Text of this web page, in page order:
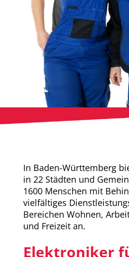
In Baden-Württemberg
in 22 Städten und
1600 Menschen mit
vielfältiges
Bereichen Wohnen,
und Freizeit an.
Elektroniker